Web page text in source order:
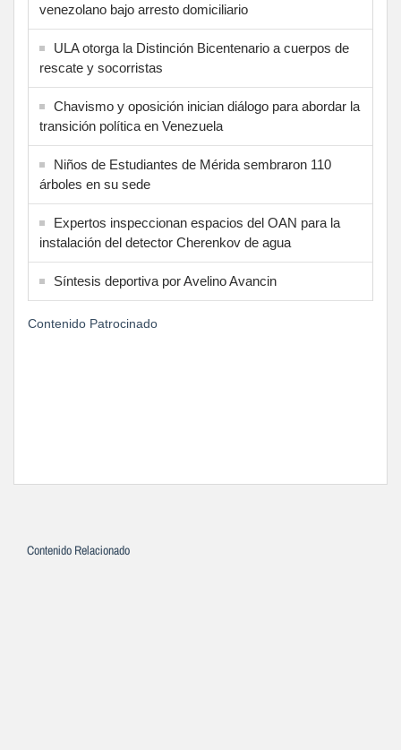
venezolano bajo arresto domiciliario
ULA otorga la Distinción Bicentenario a cuerpos de
rescate y socorristas
Chavismo y oposición inician diálogo para abordar la
transición política en Venezuela
Niños de Estudiantes de Mérida sembraron 110
árboles en su sede
Expertos inspeccionan espacios del OAN para la
instalación del detector Cherenkov de agua
Síntesis deportiva por Avelino Avancin
Contenido Patrocinado
Contenido Relacionado